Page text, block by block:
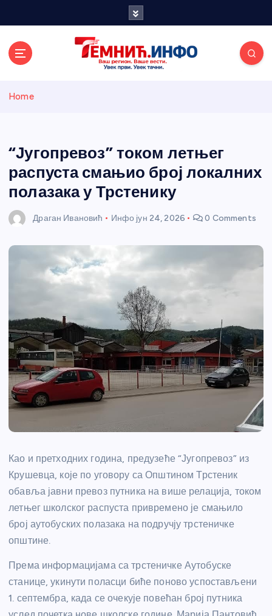
и портал
Home
“Југопревоз” током летњег
распуста смањио број локалних
полазака у Трстенику
Драган Ивановић Инфо јун 24, 2026 0 Comments
Као и претходних година, предузеће “Југопревоз” из
Крушевца, које по уговору са Општином Трстеник
обавља јавни превоз путника на више релација, током
летњег школског распуста привремено је смањило
број аутобуских полазака на подручју трстеничке
општине.
Према информацијама са трстеничке Аутобуске
станице, укинути поласци биће поново успостављени
1. септембра, када се очекује повећан број путника